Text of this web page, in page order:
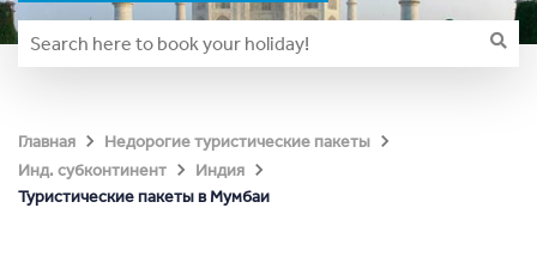
Главная
Недорогие туристические пакеты
Инд. субконтинент
Индия
Туристические пакеты в Мумбаи